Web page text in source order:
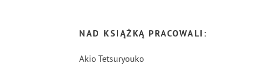
NAD KSIĄŻKĄ PRACOWALI:
Akio Tetsuryouko